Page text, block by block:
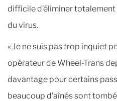
difficile d’éliminer
du virus.
« Je ne suis pas trop inquiet
opérateur de Wheel-Trans
davantage pour certains
beaucoup d’aînés sont